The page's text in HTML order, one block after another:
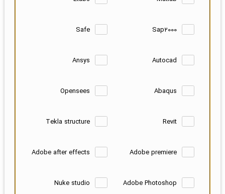
Sap2000
Safe
Autocad
Ansys
Abaqus
Opensees
Revit
Tekla structure
Adobe premiere
Adobe after effects
Adobe Photoshop
Nuke studio